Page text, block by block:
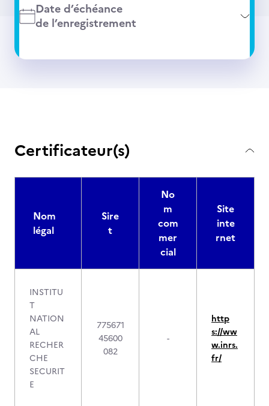
Date d’échéance
de l’enregistrement
Certificateur(s)
Nom
légal
Sire
t
No
m
com
mer
cial
Site
inte
rnet
INSTITU
T
NATION
AL
RECHER
CHE
SECURIT
E
775671
45600
082
-
http
s://ww
w.inrs.
fr/